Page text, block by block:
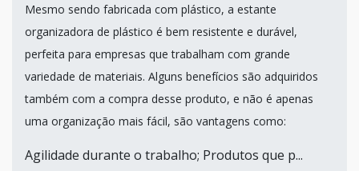
Mesmo sendo fabricada com plástico, a estante
organizadora de plástico é bem resistente e durável,
perfeita para empresas que trabalham com grande
variedade de materiais. Alguns benefícios são adquiridos
também com a compra desse produto, e não é apenas
uma organização mais fácil, são vantagens como:
Agilidade durante o trabalho; Produtos que p...